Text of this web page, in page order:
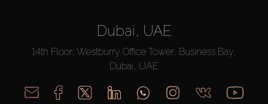
Dubai, UAE
14th Floor, Westburry Office Tower, Business Bay,
Dubai, UAE